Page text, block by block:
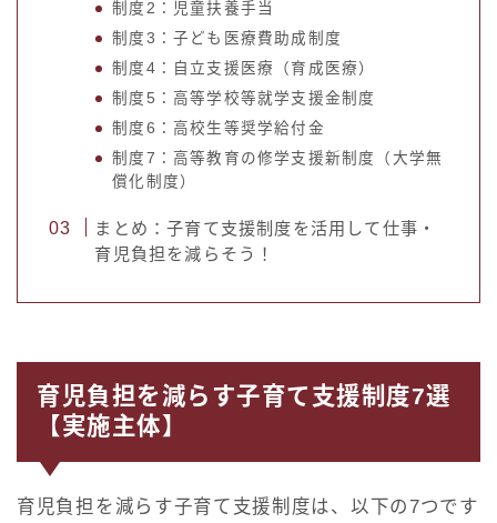
制度2：児童扶養手当
制度3：子ども医療費助成制度
制度4：自立支援医療（育成医療）
制度5：高等学校等就学支援金制度
制度6：高校生等奨学給付金
制度7：高等教育の修学支援新制度（大学無
償化制度）
まとめ：子育て支援制度を活用して仕事・
育児負担を減らそう！
育児負担を減らす子育て支援制度7選
【実施主体】
育児負担を減らす子育て支援制度は、以下の7つです